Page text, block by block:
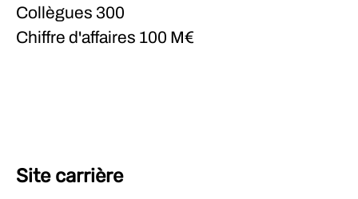
Collègues 300
Chiffre d'affaires 100 M€
Site carrière